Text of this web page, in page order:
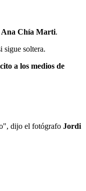
Ana Chía Marti.
sigue soltera.
a los medios de
dijo el fotógrafo Jordi